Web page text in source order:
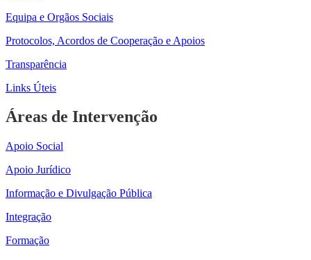
Equipa e Orgãos Sociais
Protocolos, Acordos de Cooperação e Apoios
Transparência
Links Úteis
Áreas de Intervenção
Apoio Social
Apoio Jurídico
Informação e Divulgação Pública
Integração
Formação